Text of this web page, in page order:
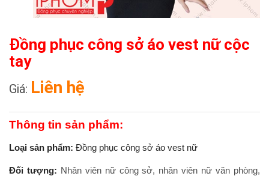
Đồng phục công sở áo vest nữ cộc
tay
Giá: Liên hệ
Thông tin sản phẩm:
Loại sản phẩm: Đồng phục công sở áo vest nữ
Đối tượng: Nhân viên nữ công sở, nhân viên nữ văn phòng,